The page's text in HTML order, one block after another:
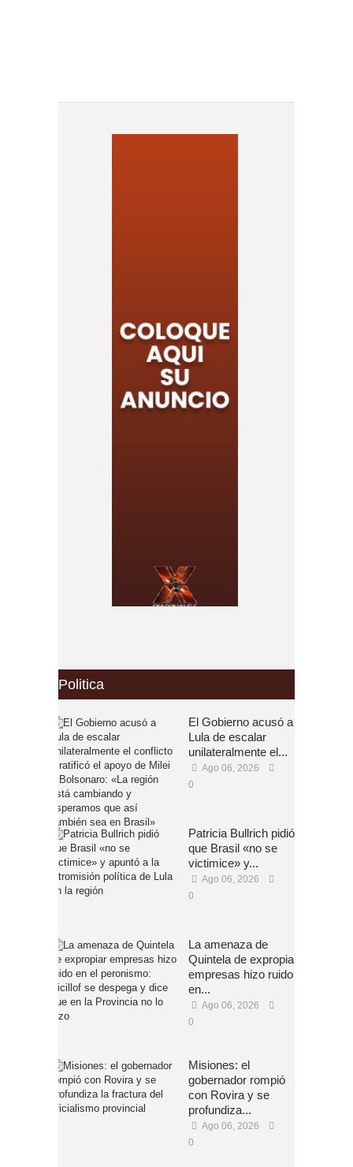
Politica
El Gobierno acusó a
Lula de escalar
unilateralmente el...
Ago 06, 2026
0
Patricia Bullrich pidió
que Brasil «no se
victimice» y...
Ago 06, 2026
0
La amenaza de
Quintela de expropiar
empresas hizo ruido
en...
Ago 06, 2026
0
Misiones: el
gobernador rompió
con Rovira y se
profundiza...
Ago 06, 2026
0